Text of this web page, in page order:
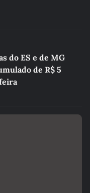
do ES e de MG
de R$ 5